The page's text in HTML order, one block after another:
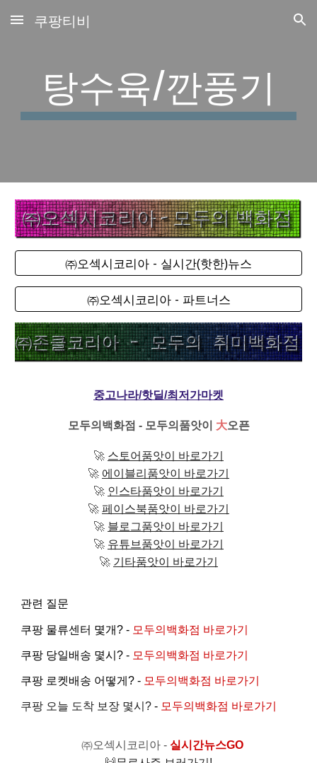
Skip to main content Skip to navigation
쿠팡티비
탕수육/깐풍기
㈜오섹시코리아 - 실시간(핫한)뉴스
㈜오섹시코리아 - 파트너스
중고나라/핫딜/최저가마켓
모두의백화점 - 모두의품앗이 大오픈
🚀 스토어품앗이 바로가기
🚀 에이블리품앗이 바로가기
🚀 인스타품앗이 바로가기
🚀 페이스북품앗이 바로가기
🚀 블로그품앗이 바로가기
🚀 유튜브품앗이 바로가기
🚀 기타품앗이 바로가기
관련 질문
쿠팡 물류센터 몇개? - 모두의백화점 바로가기
쿠팡 당일배송 몇시? - 모두의백화점 바로가기
쿠팡 로켓배송 어떻게? - 모두의백화점 바로가기
쿠팡 오늘 도착 보장 몇시? - 모두의백화점 바로가기
㈜오섹시코리아- 실시간뉴스GO